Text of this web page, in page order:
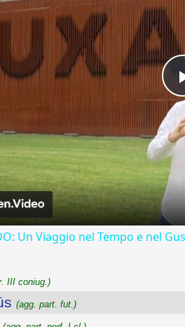
Un Viaggio nel Tempo e nel
III coniug.)
(agg. part. fut.)